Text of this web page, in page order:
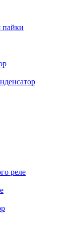
реле